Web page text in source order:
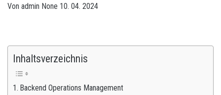
Von admin None 10. 04. 2024
Inhaltsverzeichnis
Backend Operations Management